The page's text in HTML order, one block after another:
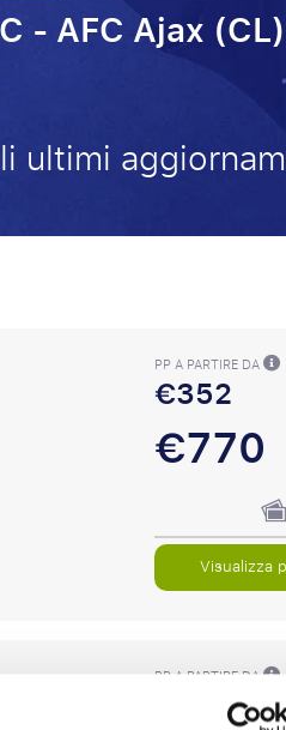
- AFC Ajax
ultimi
PP A PARTIRE DA
€352
€770
Visualizza
PP A PARTIRE DA
€413